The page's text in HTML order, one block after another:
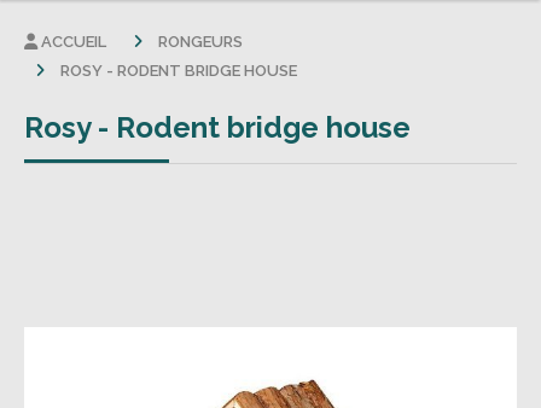
ACCUEIL
RONGEURS
ROSY - RODENT BRIDGE HOUSE
Rosy - Rodent bridge house